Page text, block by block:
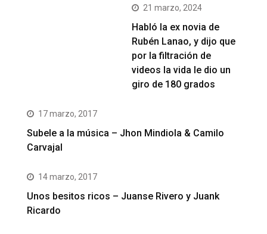
21 marzo, 2024
Habló la ex novia de
Rubén Lanao, y dijo que
por la filtración de
videos la vida le dio un
giro de 180 grados
17 marzo, 2017
Subele a la música – Jhon Mindiola & Camilo
Carvajal
14 marzo, 2017
Unos besitos ricos – Juanse Rivero y Juank
Ricardo